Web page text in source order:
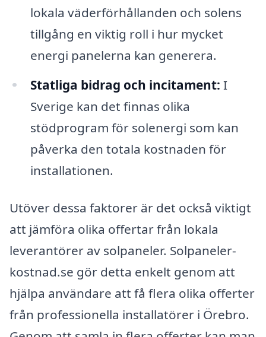
lokala väderförhållanden och solens
tillgång en viktig roll i hur mycket
energi panelerna kan generera.
Statliga bidrag och incitament: I
Sverige kan det finnas olika
stödprogram för solenergi som kan
påverka den totala kostnaden för
installationen.
Utöver dessa faktorer är det också viktigt
att jämföra olika offertar från lokala
leverantörer av solpaneler. Solpaneler-
kostnad.se gör detta enkelt genom att
hjälpa användare att få flera olika offerter
från professionella installatörer i Örebro.